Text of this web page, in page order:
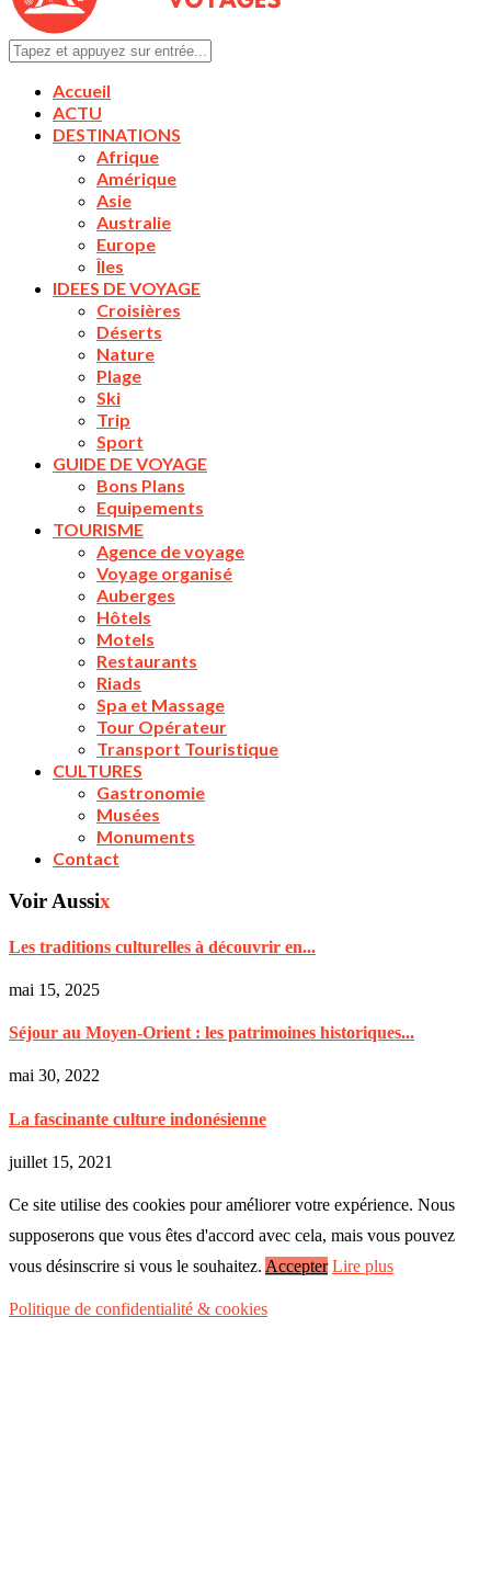
Accueil
ACTU
DESTINATIONS
Afrique
Amérique
Asie
Australie
Europe
Îles
IDEES DE VOYAGE
Croisières
Déserts
Nature
Plage
Ski
Trip
Sport
GUIDE DE VOYAGE
Bons Plans
Equipements
TOURISME
Agence de voyage
Voyage organisé
Auberges
Hôtels
Motels
Restaurants
Riads
Spa et Massage
Tour Opérateur
Transport Touristique
CULTURES
Gastronomie
Musées
Monuments
Contact
Voir Aussix
Les traditions culturelles à découvrir en...
mai 15, 2025
Séjour au Moyen-Orient : les patrimoines historiques...
mai 30, 2022
La fascinante culture indonésienne
juillet 15, 2021
Ce site utilise des cookies pour améliorer votre expérience. Nous
supposerons que vous êtes d'accord avec cela, mais vous pouvez
vous désinscrire si vous le souhaitez. Accepter Lire plus
Politique de confidentialité & cookies